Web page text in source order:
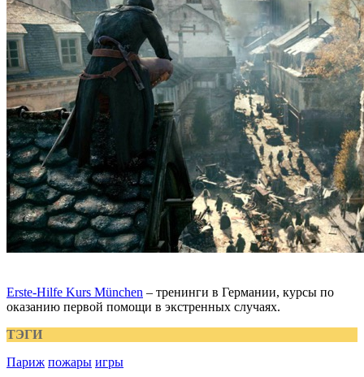
Erste-Hilfe Kurs München – тренинги в Германии, курсы по
оказанию первой помощи в экстренных случаях.
ТЭГИ
Париж пожары игры